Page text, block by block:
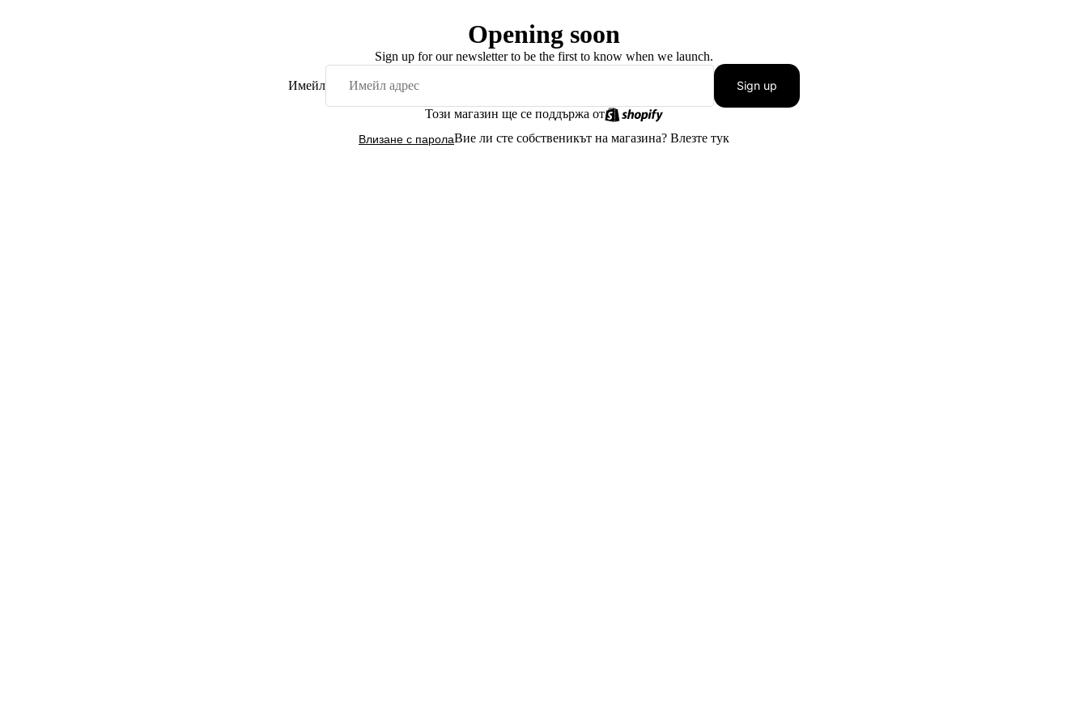
Opening soon
Sign up for our newsletter to be the first to know when we launch.
Имейл Sign up
Този магазин ще се поддържа от
Влизане с паролаВие ли сте собственикът на магазина? Влезте тук